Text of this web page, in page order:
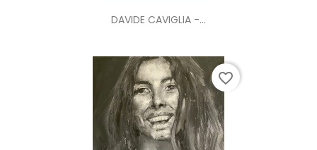
DAVIDE CAVIGLIA -...
favorite_border